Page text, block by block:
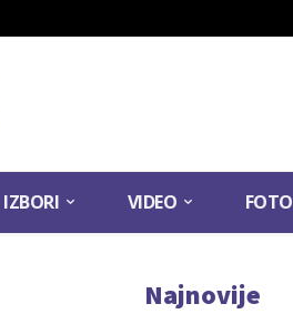
IZBORI VIDEO FOTO
Najnovije